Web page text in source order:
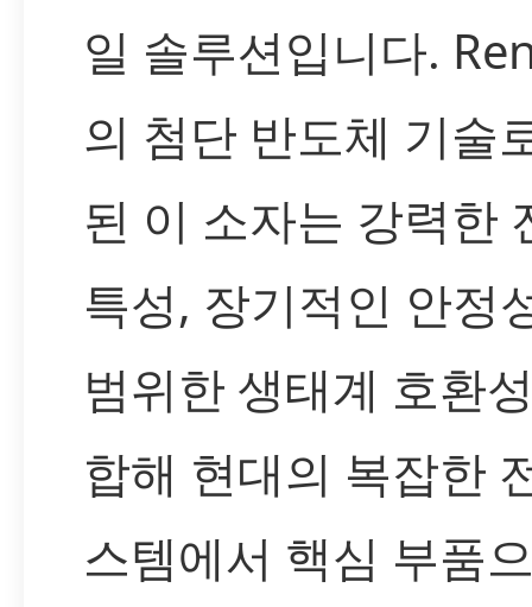
일 솔루션입니다.
의 첨단 반도체 기술
된 이 소자는 강력한
특성, 장기적인 안정
범위한 생태계 호환
합해 현대의 복잡한
스템에서 핵심 부품